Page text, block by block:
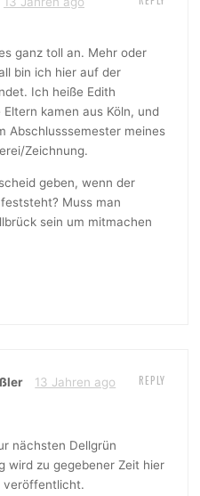
ganz toll an. Mehr oder
bin ich hier auf der
Ich heiße Edith
kamen aus Köln, und
Abschlusssemester meines
Zeichnung.
geben, wenn der
Muss man
sein um mitmachen
13 Jahren ago REPLY
nächsten Dellgrün
wird zu gegebener Zeit hier
veröffentlicht.